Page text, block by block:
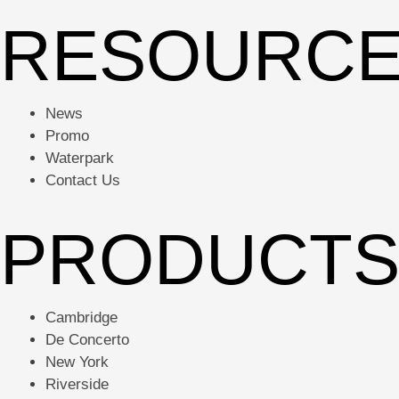
News
Promo
Waterpark
Contact Us
PRODUCTS
Cambridge
De Concerto
New York
Riverside